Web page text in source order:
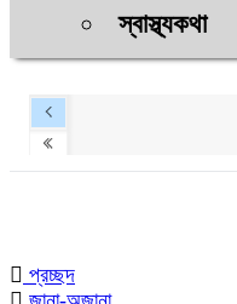
স্বাস্থ্যকথা
প্রচ্ছদ